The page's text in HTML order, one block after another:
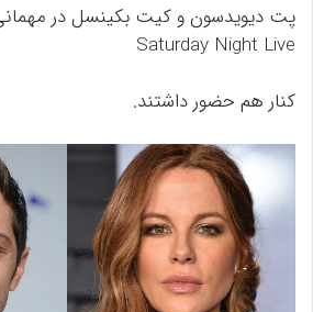
پت دیویدسون و کیت بکینسل در مهمانی
Saturday Night Live
کنار هم حضور داشتند.